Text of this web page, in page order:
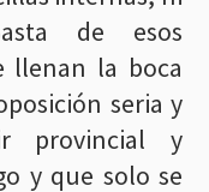
de esos
llenan la boca
seria y
provincial y
y que solo se